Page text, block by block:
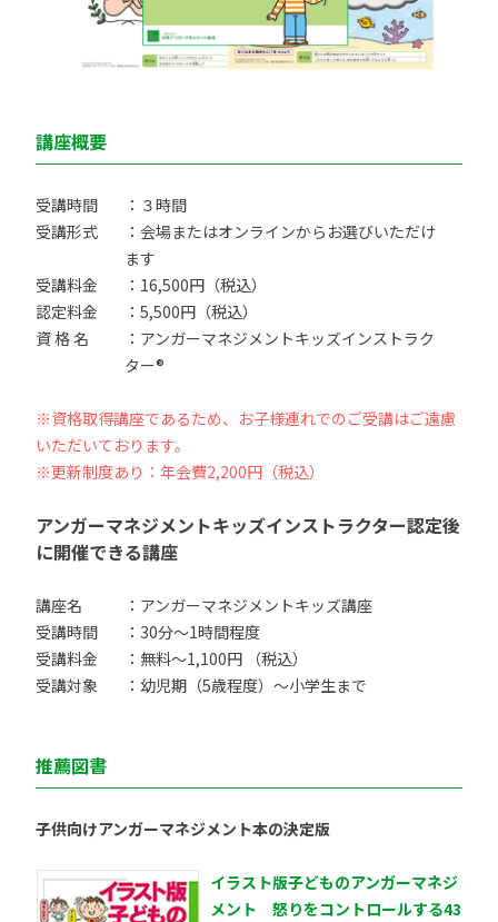
講座概要
受講時間
：３時間
受講形式
：会場またはオンラインからお選びいただけ
ます
受講料金
：16,500円（税込）
認定料金
：5,500円（税込）
資 格 名
：アンガーマネジメントキッズインストラク
ター®
※資格取得講座であるため、お子様連れでのご受講はご遠慮
いただいております。
※更新制度あり：年会費2,200円（税込）
アンガーマネジメントキッズインストラクター認定後
に開催できる講座
講座名
：アンガーマネジメントキッズ講座
受講時間
：30分〜1時間程度
受講料金
：無料〜1,100円 （税込）
受講対象
：幼児期（5歳程度）〜小学生まで
推薦図書
子供向けアンガーマネジメント本の決定版
イラスト版子どものアンガーマネジ
メント 怒りをコントロールする43